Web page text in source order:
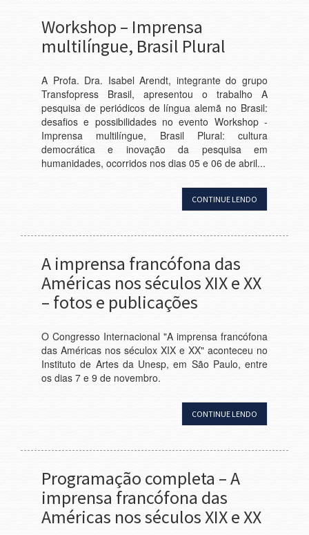
Workshop – Imprensa
multilíngue, Brasil Plural
A Profa. Dra. Isabel Arendt, integrante do grupo
Transfopress Brasil, apresentou o trabalho A
pesquisa de periódicos de língua alemã no Brasil:
desafios e possibilidades no evento Workshop -
Imprensa multilíngue, Brasil Plural: cultura
democrática e inovação da pesquisa em
humanidades, ocorridos nos dias 05 e 06 de abril...
CONTINUE LENDO
A imprensa francófona das
Américas nos séculos XIX e XX
– fotos e publicações
O Congresso Internacional "A imprensa francófona
das Américas nos séculox XIX e XX" aconteceu no
Instituto de Artes da Unesp, em São Paulo, entre
os dias 7 e 9 de novembro.
CONTINUE LENDO
Programação completa – A
imprensa francófona das
Américas nos séculos XIX e XX